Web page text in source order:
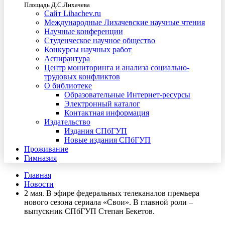
Площадь Д.С.Лихачева
Сайт Lihachev.ru
Международные Лихачевские научные чтения
Научные конференции
Студенческое научное общество
Конкурсы научных работ
Аспирантура
Центр мониторинга и анализа социально-
трудовых конфликтов
О библиотеке
Образовательные Интернет-ресурсы
Электронный каталог
Контактная информация
Издательство
Издания СПбГУП
Новые издания СПбГУП
Проживание
Гимназия
Главная
Новости
2 мая. В эфире федеральных телеканалов премьера
нового сезона сериала «Свои». В главной роли –
выпускник СПбГУП Степан Бекетов.